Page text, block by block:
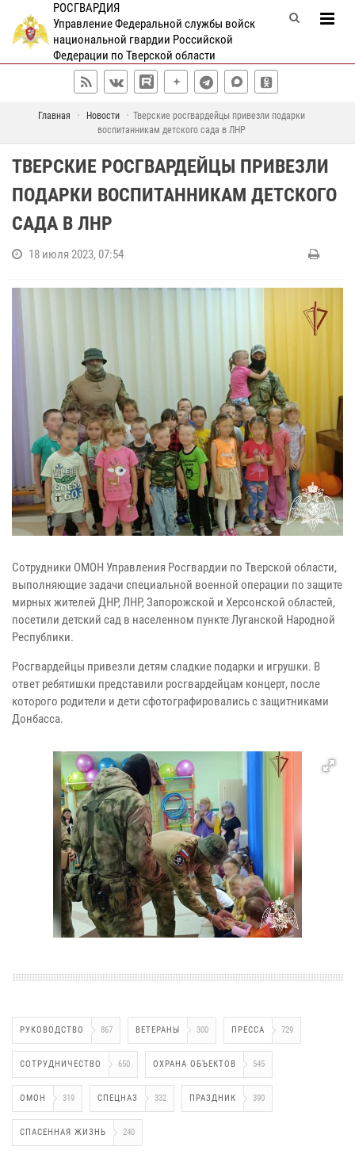
РОСГВАРДИЯ
Управление Федеральной службы войск
национальной гвардии Российской
Федерации по Тверской области
Главная Новости
Тверские росгвардейцы привезли подарки
воспитанникам детского сада в ЛНР
ТВЕРСКИЕ РОСГВАРДЕЙЦЫ ПРИВЕЗЛИ
ПОДАРКИ ВОСПИТАННИКАМ ДЕТСКОГО
САДА В ЛНР
18 июля 2023, 07:54
Сотрудники ОМОН Управления Росгвардии по Тверской области,
выполняющие задачи специальной военной операции по защите
мирных жителей ДНР, ЛНР, Запорожской и Херсонской областей,
посетили детский сад в населенном пункте Луганской Народной
Республики.
Росгвардейцы привезли детям сладкие подарки и игрушки. В
ответ ребятишки представили росгвардейцам концерт, после
которого родители и дети сфотографировались с защитниками
Донбасса.
РУКОВОДСТВО 867 ВЕТЕРАНЫ 300 ПРЕССА 729
СОТРУДНИЧЕСТВО 650 ОХРАНА ОБЪЕКТОВ 545
ОМОН 319 СПЕЦНАЗ 332 ПРАЗДНИК 390
СПАСЕННАЯ ЖИЗНЬ 240